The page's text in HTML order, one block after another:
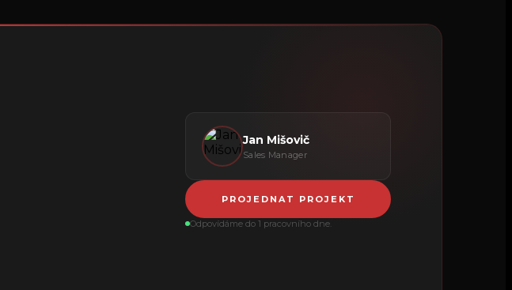
Jan Mišovič
Sales Manager
PROJEDNAT PROJEKT
Odpovídáme do 1 pracovního dne.